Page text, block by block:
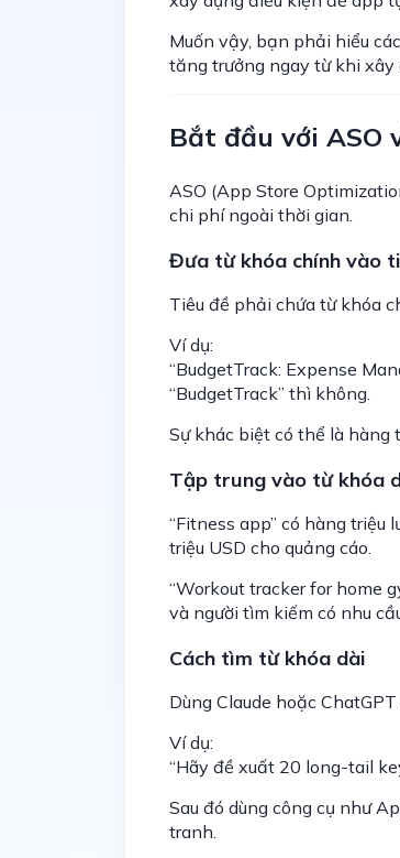
Muốn vậy, bạn phải hiểu
tăng trưởng ngay từ khi xây
Bắt đầu với ASO
ASO (App Store
chi phí ngoài thời gian.
Đưa từ khóa chính vào
Tiêu đề phải chứa từ khóa
Ví dụ:
“BudgetTrack: Expense
“BudgetTrack” thì không.
Sự khác biệt có thể là hàng
Tập trung vào từ khóa
“Fitness app” có hàng
triệu USD cho quảng cáo.
“Workout tracker for home
và người tìm kiếm có nhu
Cách tìm từ khóa dài
Dùng Claude hoặc
Ví dụ:
“Hãy đề xuất 20 long-tail
Sau đó dùng công cụ như
tranh.